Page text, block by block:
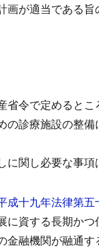
が適当である旨
令で定めると
診療施設の整
関し必要な事項
成十九年法律第
資する長期か
融機関が融通